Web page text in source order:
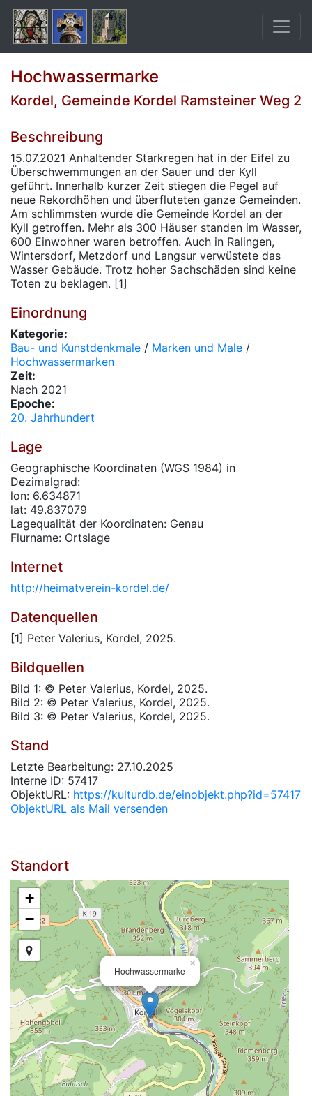
Hochwassermarke
Kordel, Gemeinde Kordel Ramsteiner Weg 2
Beschreibung
15.07.2021 Anhaltender Starkregen hat in der Eifel zu
Überschwemmungen an der Sauer und der Kyll
geführt. Innerhalb kurzer Zeit stiegen die Pegel auf
neue Rekordhöhen und überfluteten ganze Gemeinden.
Am schlimmsten wurde die Gemeinde Kordel an der
Kyll getroffen. Mehr als 300 Häuser standen im Wasser,
600 Einwohner waren betroffen. Auch in Ralingen,
Wintersdorf, Metzdorf und Langsur verwüstete das
Wasser Gebäude. Trotz hoher Sachschäden sind keine
Toten zu beklagen. [1]
Einordnung
Kategorie:
Bau- und Kunstdenkmale / Marken und Male /
Hochwassermarken
Zeit:
Nach 2021
Epoche:
20. Jahrhundert
Lage
Geographische Koordinaten (WGS 1984) in
Dezimalgrad:
lon: 6.634871
lat: 49.837079
Lagequalität der Koordinaten: Genau
Flurname: Ortslage
Internet
http://heimatverein-kordel.de/
Datenquellen
[1] Peter Valerius, Kordel, 2025.
Bildquellen
Bild 1: © Peter Valerius, Kordel, 2025.
Bild 2: © Peter Valerius, Kordel, 2025.
Bild 3: © Peter Valerius, Kordel, 2025.
Stand
Letzte Bearbeitung: 27.10.2025
Interne ID: 57417
ObjektURL: https://kulturdb.de/einobjekt.php?id=57417
ObjektURL als Mail versenden
Standort
Hochwassermarke
×
+
−